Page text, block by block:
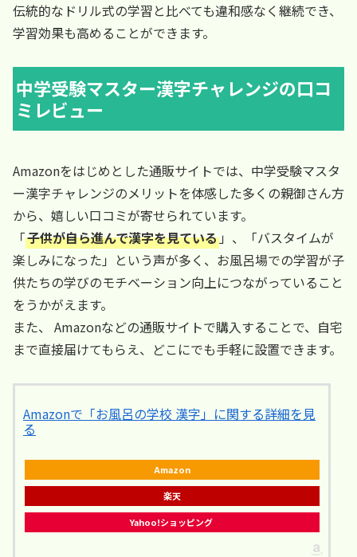
伝統的なドリル式の学習と比べても違和感なく継続でき、
学習効果も高めることができます。
中学受験マスター漢字チャレンジの口コ
ミレビュー
Amazonをはじめとした通販サイトでは、中学受験マスタ
ー漢字チャレンジのメリットを体感した多くの親御さん方
から、嬉しい口コミが寄せられています。
「子供が自ら進んで漢字を見ている 」、「バスタイムが
楽しみになった」という声が多く、お風呂場での学習が子
供たちの学びのモチベーション向上につながっていること
をうかがえます。
また、 Amazonなどの通販サイトで購入することで、自宅
まで直接届けてもらえ、どこにでも手軽に設置できます。
Amazonで「お風呂の学校 漢字」に関する詳細を見
る
Amazon
楽天
Yahoo!ショッピング